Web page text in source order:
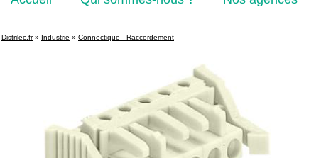
Distrilec.fr» Industrie » Connectique - Raccordement